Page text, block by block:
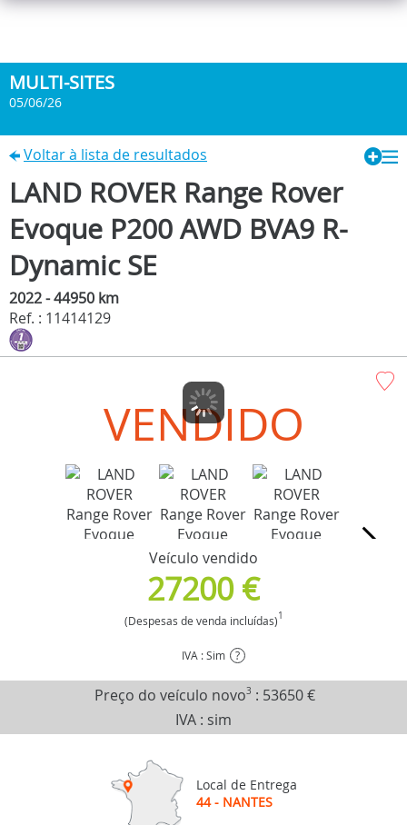
MULTI-SITES
05/06/26
Voltar à lista de resultados
LAND ROVER Range Rover
Evoque P200 AWD BVA9 R-
Dynamic SE
2022 - 44950 km
Ref. : 11414129
VENDIDO
Veículo vendido
27200 €
(Despesas de venda incluídas)1
IVA : Sim ?
Preço do veículo novo3 : 53650 €
IVA : sim
Local de Entrega
44 - NANTES